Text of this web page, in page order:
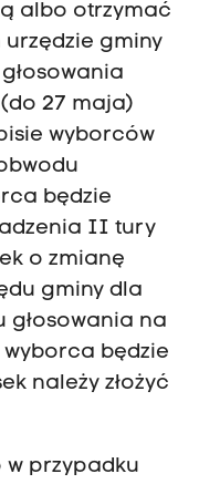
albo otrzymać
gminy
27 maja)
wyborców
będzie
II tury
o zmianę
gminy dla
głosowania na
wyborca będzie
należy złożyć
w przypadku